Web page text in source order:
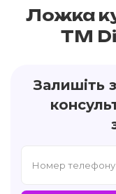
Ложка
TM
Залишіть